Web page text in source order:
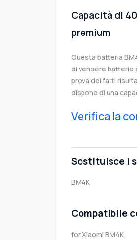
Capacità di
premium
Questa batteria
di vendere batterie
prova dei fatti
dispone di una
Verifica la
Sostituisce i
BM4K
Compatibile
for Xiaomi BM4K